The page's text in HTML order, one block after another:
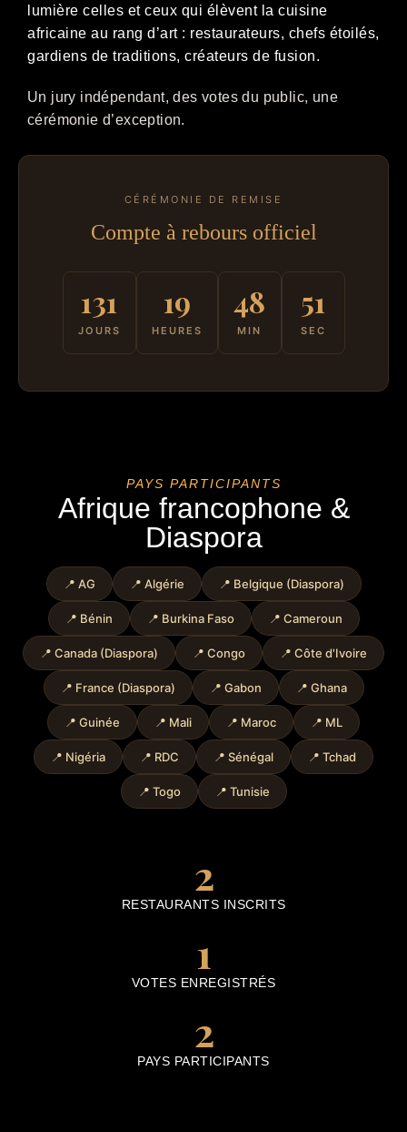
lumière celles et ceux qui élèvent la cuisine
africaine au rang d’art : restaurateurs, chefs étoilés,
gardiens de traditions, créateurs de fusion.
Un jury indépendant, des votes du public, une
cérémonie d’exception.
CÉRÉMONIE DE REMISE
Compte à rebours officiel
131
JOURS
19
HEURES
48
MIN
51
SEC
PAYS PARTICIPANTS
Afrique francophone &
Diaspora
📍 AG 📍 Algérie 📍 Belgique (Diaspora)
📍 Bénin 📍 Burkina Faso 📍 Cameroun
📍 Canada (Diaspora) 📍 Congo 📍 Côte d'Ivoire
📍 France (Diaspora) 📍 Gabon 📍 Ghana
📍 Guinée 📍 Mali 📍 Maroc 📍 ML
📍 Nigéria 📍 RDC 📍 Sénégal 📍 Tchad
📍 Togo 📍 Tunisie
2
RESTAURANTS INSCRITS
1
VOTES ENREGISTRÉS
2
PAYS PARTICIPANTS